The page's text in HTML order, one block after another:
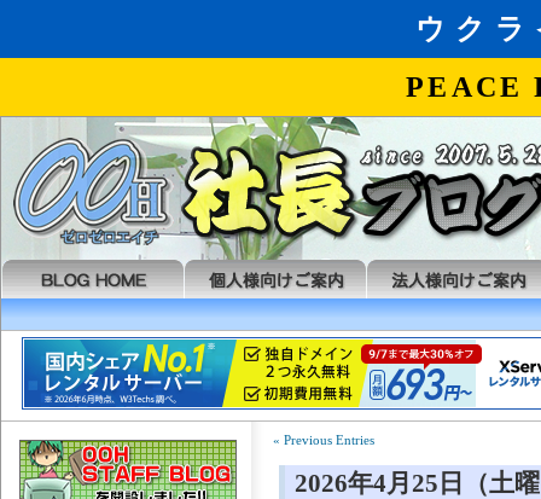
« Previous Entries
2026年4月25日（土